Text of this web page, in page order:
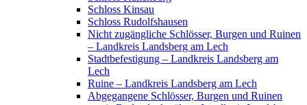
Schloss Kinsau
Schloss Rudolfshausen
Nicht zugängliche Schlösser, Burgen und Ruinen
– Landkreis Landsberg am Lech
Stadtbefestigung – Landkreis Landsberg am
Lech
Ruine – Landkreis Landsberg am Lech
Abgegangene Schlösser, Burgen und Ruinen